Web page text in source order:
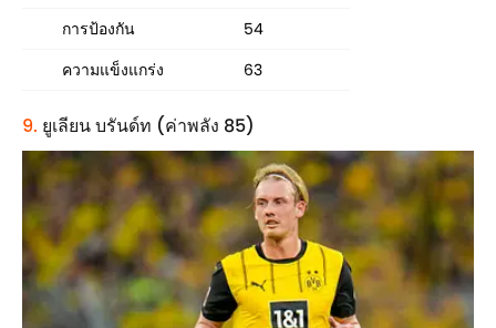
การป้องกัน
54
ความแข็งแกร่ง
63
9. ยูเลียน บรันด์ท (ค่าพลัง 85)